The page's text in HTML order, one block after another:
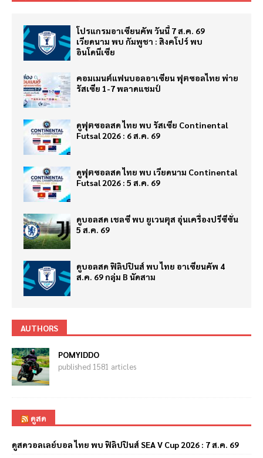
โปรแกรมอาเซียนคัพ วันนี้ 7 ส.ค. 69
เวียดนาม พบ กัมพูชา : สิงคโปร์ พบ
อินโดนีเซีย
คอมเมนต์แฟนบอลอาเซียน ฟุตซอลไทย พ่าย
รัสเซีย 1-7 พลาดแชมป์
ดูฟุตซอลสด ไทย พบ รัสเซีย Continental
Futsal 2026 : 6 ส.ค. 69
ดูฟุตซอลสด ไทย พบ เวียดนาม Continental
Futsal 2026 : 5 ส.ค. 69
ดูบอลสด เชลซี พบ ยูเวนตุส อุ่นเครื่องปรีซีซั่น
5 ส.ค. 69
ดูบอลสด ฟิลิปปินส์ พบ ไทย อาเซียนคัพ 4
ส.ค. 69 กลุ่ม B นัดสาม
AUTHORS
POMYIDDO
published 1581 articles
ดูสด
ดูสดวอลเลย์บอล ไทย พบ ฟิลิปปินส์ SEA V Cup 2026 : 7 ส.ค. 69